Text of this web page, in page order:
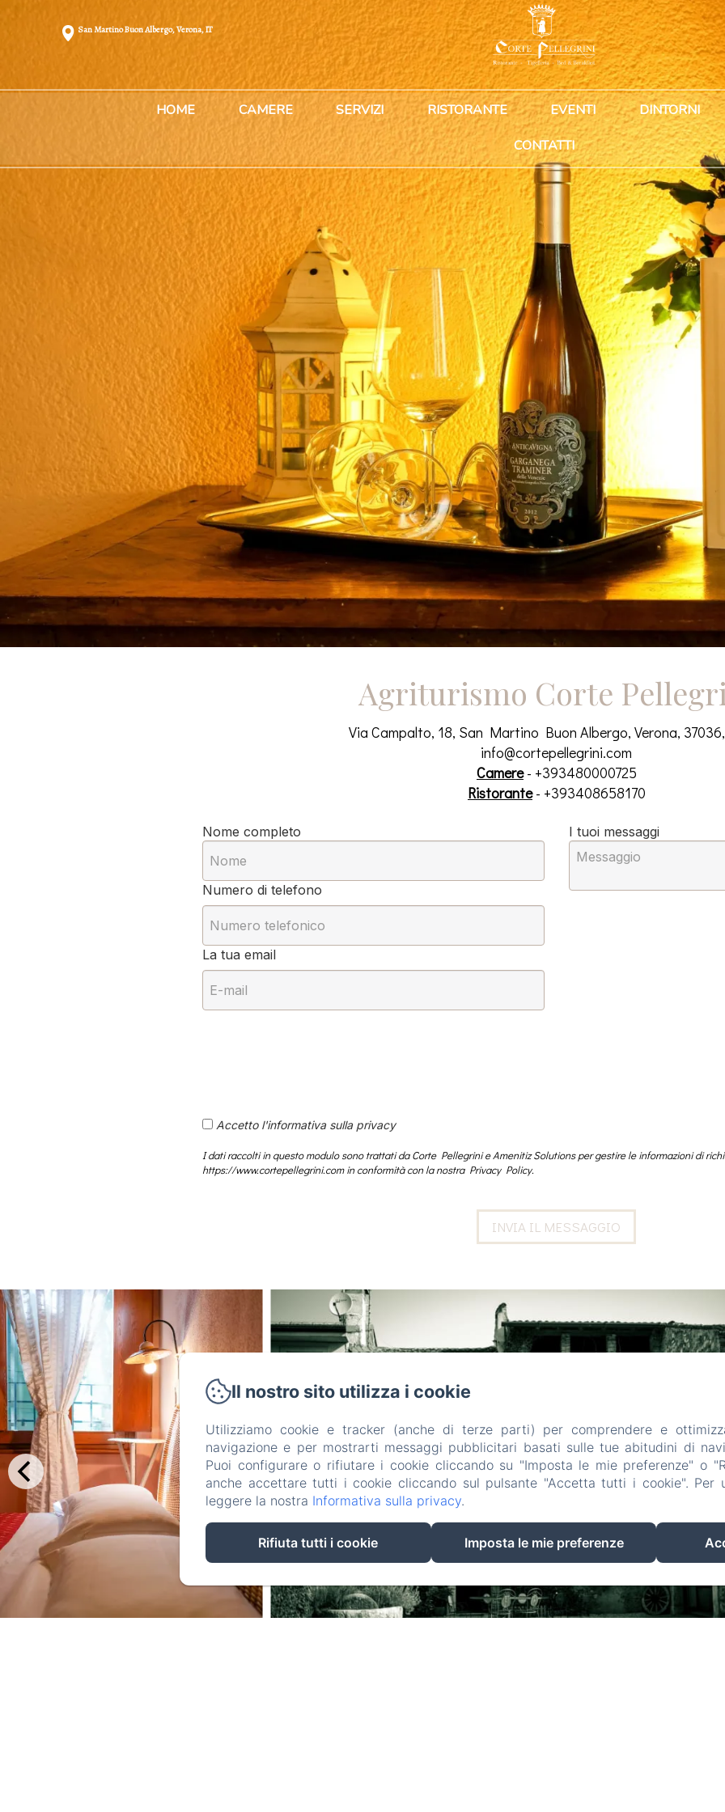
San Martino Buon Albergo, Verona, IT
HOME CAMERE SERVIZI RISTORANTE EVENTI DINTORNI
CONTATTI
Agriturismo Corte
Via Campalto, 18, San Martino Buon Albergo, Verona,
info@cortepellegrini.com
Camere- +393480000725
Ristorante- +393408658170
Nome completo
Numero di telefono
La tua email
I tuoi messaggi
Accetto l'informativa sulla privacy
I dati raccolti in questo modulo sono trattati da Corte Pellegrini e Amenitiz Solutions per gestire le informazioni di
https://www.cortepellegrini.com in conformità con la nostra Privacy Policy.
Il nostro sito utilizza i cookie
Utilizziamo cookie e tracker (anche di terze parti) per comprendere e
navigazione e per mostrarti messaggi pubblicitari basati sulle tue abitudini di
Puoi configurare o rifiutare i cookie cliccando su "Imposta le mie preferenze" o
anche accettare tutti i cookie cliccando sul pulsante "Accetta tutti i cookie". Per
leggere la nostra Informativa sulla privacy.
Rifiuta tutti i cookie Imposta le mie preferenze